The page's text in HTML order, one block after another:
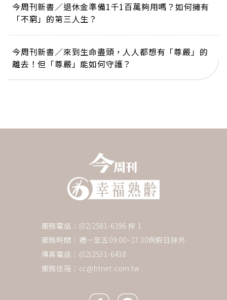
今周刊新書／退休金準備1千1百萬夠用嗎？如何擁有
「不窮」的第三人生？
今周刊新書／來到生命盡頭，人人都想有「尊嚴」的
離去！但「尊嚴」能如何守護？
服務電話：(02)2581-6196 按 1
服務時間：週一至五09:00~17:30例假日除外
傳真電話：(02)2531-6438
服務信箱： cc@btnet.com.tw